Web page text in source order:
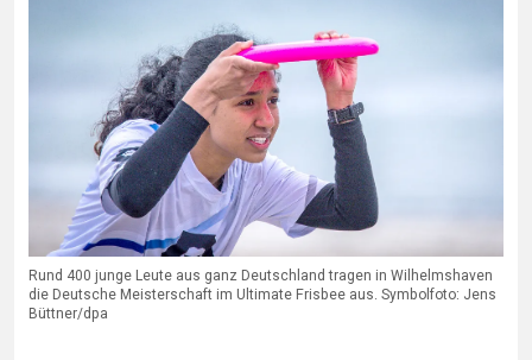
Rund 400 junge Leute aus ganz Deutschland tragen in Wilhelmshaven
die Deutsche Meisterschaft im Ultimate Frisbee aus. Symbolfoto: Jens
Büttner/dpa